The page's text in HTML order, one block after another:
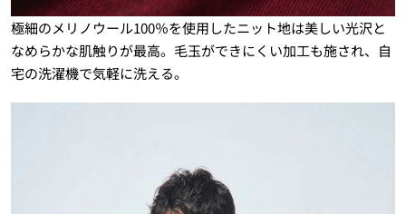
極細のメリノウール100％を使用したニット地は美しい光沢と
なめらかな肌触りが最高。毛玉ができにくい加工も施され、自
宅の洗濯機で気軽に洗える。